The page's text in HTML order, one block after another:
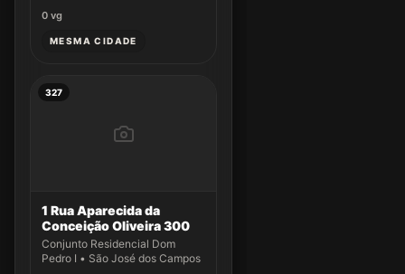
0 vg
MESMA CIDADE
327
1 Rua Aparecida da
Conceição Oliveira 300
Conjunto Residencial Dom
Pedro I • São José dos Campos